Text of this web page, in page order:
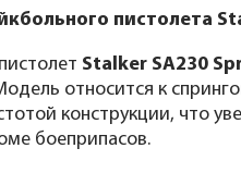
пистолета
Stalker SA230
относится к
конструкции, что
боеприпасов.